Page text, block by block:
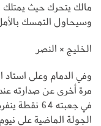
وسيحاول التمسك
الخليج × النصر
وفي الدمام وعلى استاد
مرة أخرى عن صدارته
في جعبته
الجولة الماضية على